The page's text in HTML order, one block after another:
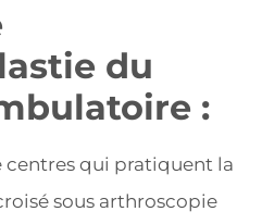
du
:
centres qui pratiquent la
sous arthroscopie